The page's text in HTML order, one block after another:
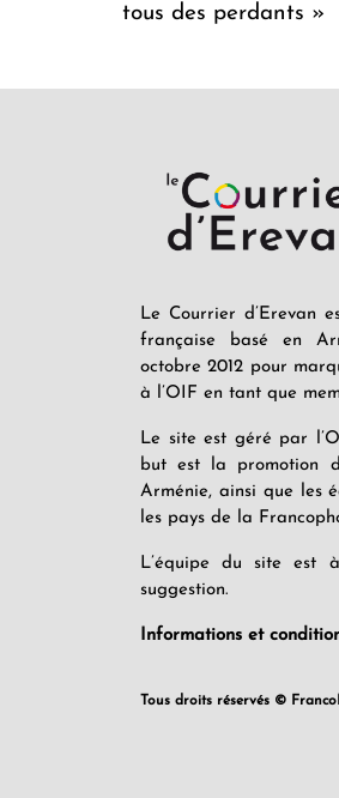
tous des perdants »
Le Courrier d’Erevan
française basé en
octobre 2012 pour
à l’OIF en tant que
Le site est géré par
but est la promotion
Arménie, ainsi que les
les pays de la
L’équipe du site est
suggestion.
Informations et
Tous droits réservés ©